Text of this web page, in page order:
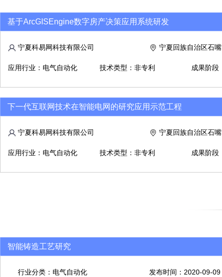
基于ArcGISEngine数字房产决策应用系统研发
宁夏科易网科技有限公司 宁夏回族自治区石
应用行业：电气自动化 技术类型：非专利 成果阶段
下一代互联网技术在智能电网的研究应用示范工程
宁夏科易网科技有限公司 宁夏回族自治区石
应用行业：电气自动化 技术类型：非专利 成果阶段
智能铸造工艺研究
行业分类：电气自动化 发布时间：2020-09-09